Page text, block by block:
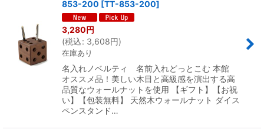
853-200 [TT-853-200]
3,280円
(税込: 3,608円)
在庫あり
名入れノベルティ 名前入れどっとこむ 本館
オススメ品！美しい木目と高級感を演出する高
品質なウォールナットを使用 【ギフト】【お祝
い】【包装無料】 天然木ウォールナット ダイス
ペンスタンド…